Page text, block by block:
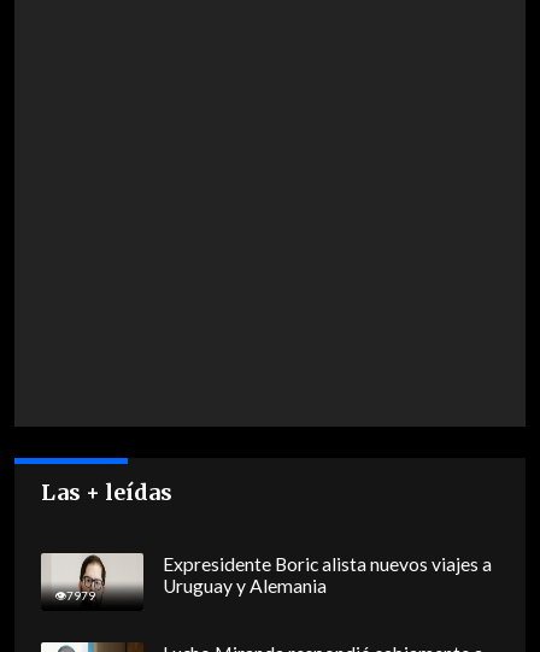
Las + leídas
7979
Expresidente Boric alista nuevos viajes a
Uruguay y Alemania